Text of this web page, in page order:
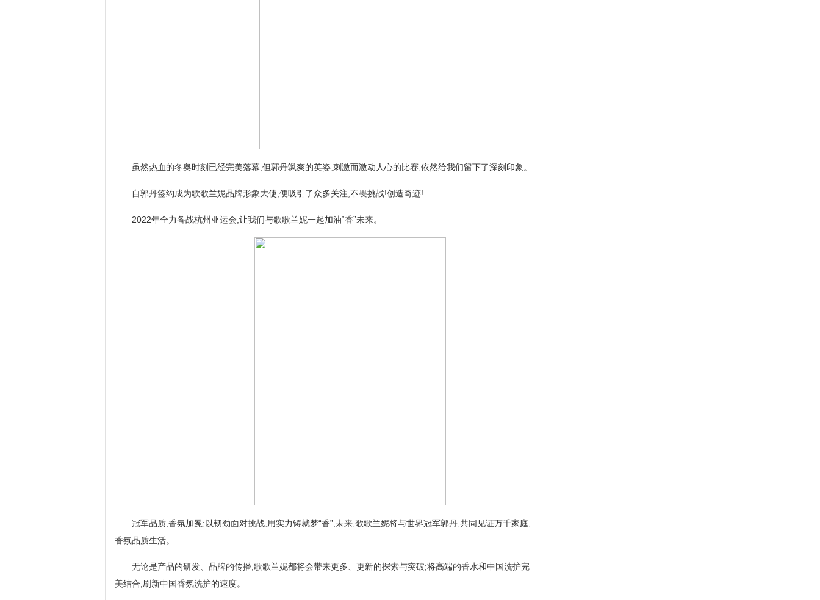
虽然热血的冬奥时刻已经完美落幕,但郭丹飒爽的英姿,刺激而激动人心的比赛,依然给我们留下了深刻印象。
自郭丹签约成为歌歌兰妮品牌形象大使,便吸引了众多关注,不畏挑战!创造奇迹!
2022年全力备战杭州亚运会,让我们与歌歌兰妮一起加油“香”未来。
冠军品质,香氛加冕;以韧劲面对挑战,用实力铸就梦“香”,未来,歌歌兰妮将与世界冠军郭丹,共同见证万千家庭,
香氛品质生活。
无论是产品的研发、品牌的传播,歌歌兰妮都将会带来更多、更新的探索与突破;将高端的香水和中国洗护完
美结合,刷新中国香氛洗护的速度。